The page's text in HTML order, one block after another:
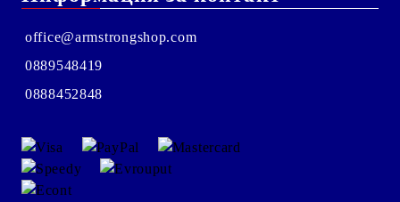
office@armstrongshop.com
0889548419
0888452848